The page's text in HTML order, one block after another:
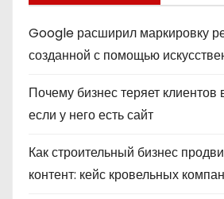
Google расширил маркировку
созданной с помощью
Почему бизнес теряет клиентов
если у него есть сайт
Как строительный бизнес
контент: кейс кровельных